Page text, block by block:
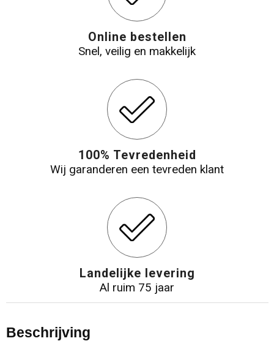
Online bestellen
Snel, veilig en makkelijk
100% Tevredenheid
Wij garanderen een tevreden klant
Landelijke levering
Al ruim 75 jaar
Beschrijving